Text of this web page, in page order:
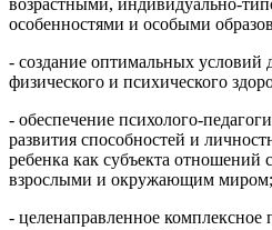
особенностями и особыми
- создание оптимальных условий
физического и психического
- обеспечение психолого-
развития способностей и
ребенка как субъекта отношений
взрослыми и окружающим миром;
- целенаправленное комплексное